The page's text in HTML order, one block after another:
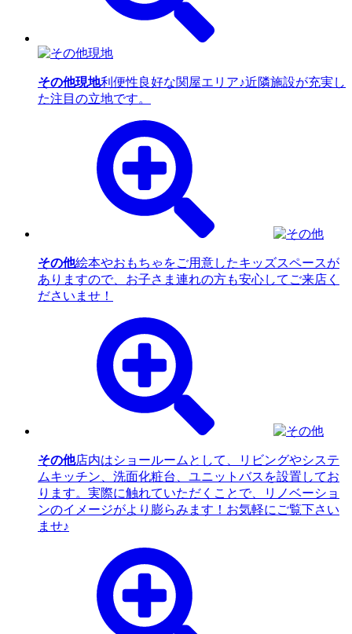
その他現地利便性良好な関屋エリア♪近隣施設が充実し
た注目の立地です。
その他絵本やおもちゃをご用意したキッズスペースが
ありますので、お子さま連れの方も安心してご来店く
ださいませ！
その他店内はショールームとして、リビングやシステ
ムキッチン、洗面化粧台、ユニットバスを設置してお
ります。実際に触れていただくことで、リノベーショ
ンのイメージがより膨らみます！お気軽にご覧下さい
ませ♪